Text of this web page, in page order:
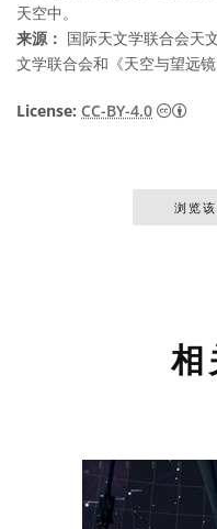
天空中。
来源： 国际天文学联合会天
文学联合会和《天空与望远
License: CC-BY-4.0 知
浏览
相